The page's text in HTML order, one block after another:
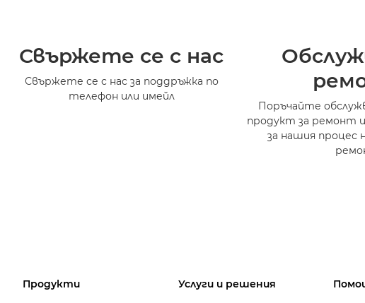
Свържете се с нас
Свържете се с нас за поддръжка по
телефон или имейл
Поръчайте
продукт за ремонт
за нашия процес
Продукти Услуги и решения